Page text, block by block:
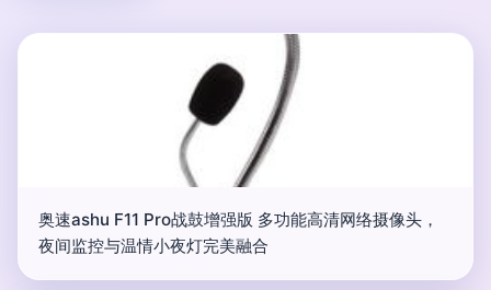
奥速ashu F11 Pro战鼓增强版 多功能高清网络摄像头，
夜间监控与温情小夜灯完美融合